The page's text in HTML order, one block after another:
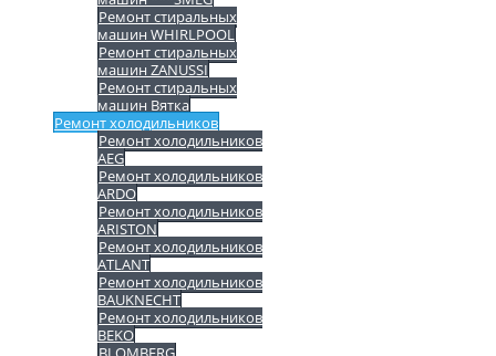
Ремонт стиральных
машин WHIRLPOOL
Ремонт стиральных
машин ZANUSSI
Ремонт стиральных
машин Вятка
Ремонт холодильников
Ремонт холодильников
AEG
Ремонт холодильников
ARDO
Ремонт холодильников
ARISTON
Ремонт холодильников
ATLANT
Ремонт холодильников
BAUKNECHT
Ремонт холодильников
BEKO